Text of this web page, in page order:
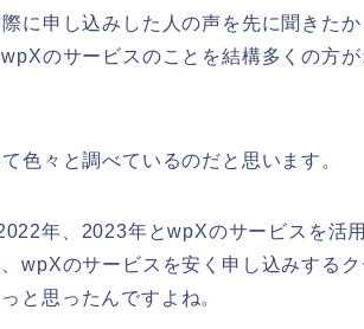
に申し込みした人の声を先に聞きた
のサービスのことを結構多くの方が
色々と調べているのだと思います。
年、2023年とwpXのサービスを活
wpXのサービスを安く申し込みするク
と思ったんですよね。